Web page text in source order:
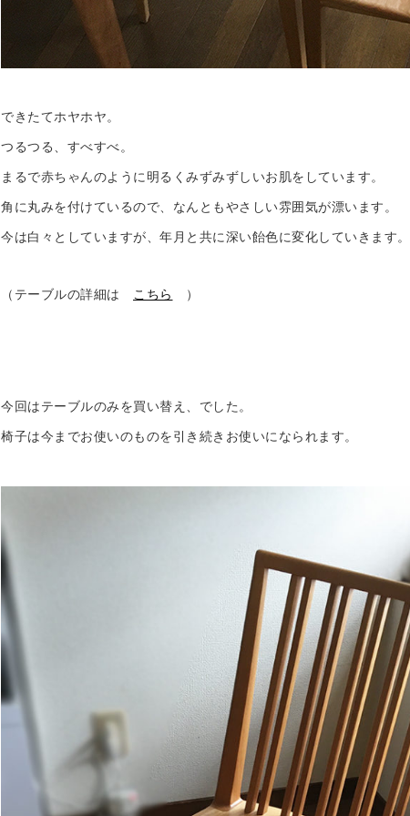
できたてホヤホヤ。
つるつる、すべすべ。
まるで赤ちゃんのように明るくみずみずしいお肌をしています。
角に丸みを付けているので、なんともやさしい雰囲気が漂います。
今は白々としていますが、年月と共に深い飴色に変化していきます。
（テーブルの詳細は こちら ）
今回はテーブルのみを買い替え、でした。
椅子は今までお使いのものを引き続きお使いになられます。